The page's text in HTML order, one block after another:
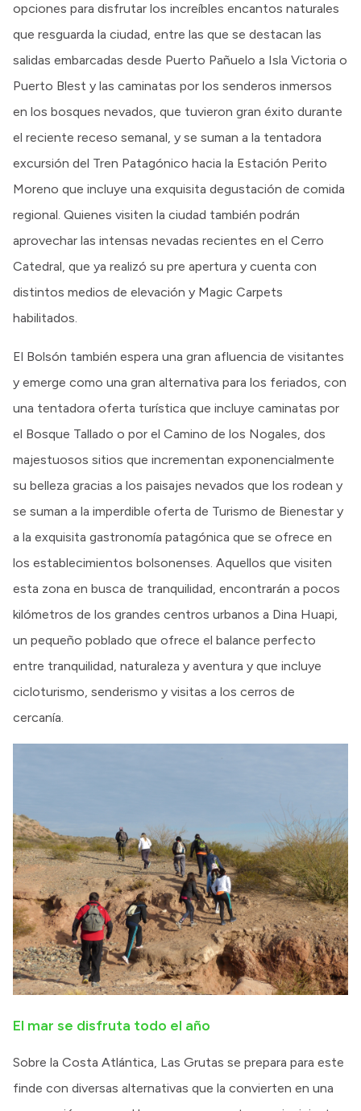
opciones para disfrutar los increíbles encantos naturales
que resguarda la ciudad, entre las que se destacan las
salidas embarcadas desde Puerto Pañuelo a Isla Victoria o
Puerto Blest y las caminatas por los senderos inmersos
en los bosques nevados, que tuvieron gran éxito durante
el reciente receso semanal, y se suman a la tentadora
excursión del Tren Patagónico hacia la Estación Perito
Moreno que incluye una exquisita degustación de comida
regional. Quienes visiten la ciudad también podrán
aprovechar las intensas nevadas recientes en el Cerro
Catedral, que ya realizó su pre apertura y cuenta con
distintos medios de elevación y Magic Carpets
habilitados.
El Bolsón también espera una gran afluencia de visitantes
y emerge como una gran alternativa para los feriados, con
una tentadora oferta turística que incluye caminatas por
el Bosque Tallado o por el Camino de los Nogales, dos
majestuosos sitios que incrementan exponencialmente
su belleza gracias a los paisajes nevados que los rodean y
se suman a la imperdible oferta de Turismo de Bienestar y
a la exquisita gastronomía patagónica que se ofrece en
los establecimientos bolsonenses. Aquellos que visiten
esta zona en busca de tranquilidad, encontrarán a pocos
kilómetros de los grandes centros urbanos a Dina Huapi,
un pequeño poblado que ofrece el balance perfecto
entre tranquilidad, naturaleza y aventura y que incluye
cicloturismo, senderismo y visitas a los cerros de
cercanía.
El mar se disfruta todo el año
Sobre la Costa Atlántica, Las Grutas se prepara para este
finde con diversas alternativas que la convierten en una